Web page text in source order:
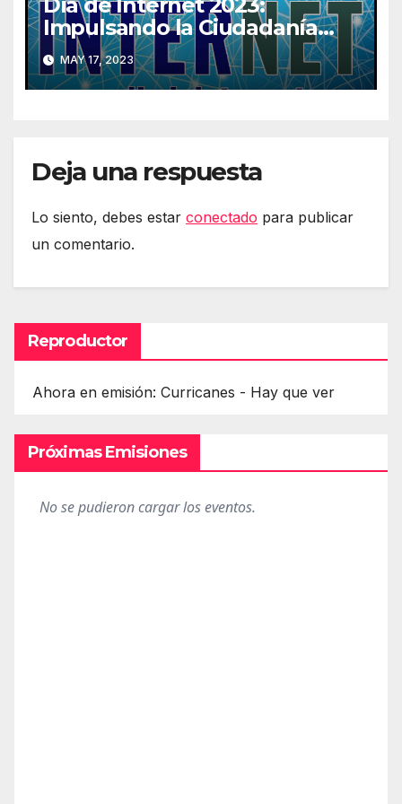
Impulsando la Ciudadanía
Digital
MAY 17, 2023
Deja una respuesta
Lo siento, debes estar conectado para publicar
un comentario.
Reproductor
Ahora en emisión: Curricanes - Hay que ver
Próximas Emisiones